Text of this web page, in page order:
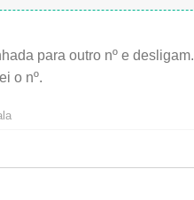
para outro nº e desligam.
o nº.